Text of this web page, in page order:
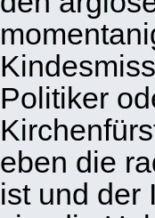
Politiker
eben die
ist und der